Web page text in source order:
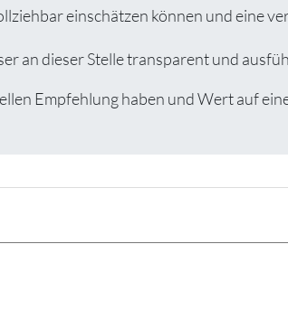
einschätzen können und eine
an dieser Stelle transparent und
Empfehlung haben und Wert auf